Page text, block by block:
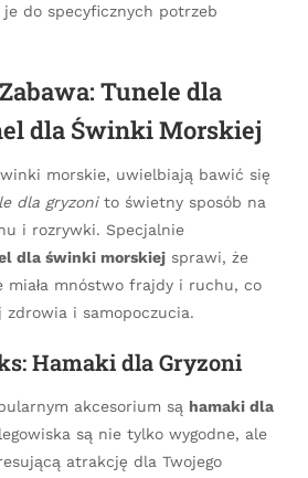
do specyficznych potrzeb
Tunele dla
dla Świnki Morskiej
morskie, uwielbiają bawić się
dla gryzonito świetny sposób na
i rozrywki. Specjalnie
dla świnki morskiej sprawi, że
miała mnóstwo frajdy i ruchu, co
i samopoczucia.
Hamaki dla Gryzoni
akcesorium są hamaki dla
są nie tylko wygodne, ale
atrakcję dla Twojego